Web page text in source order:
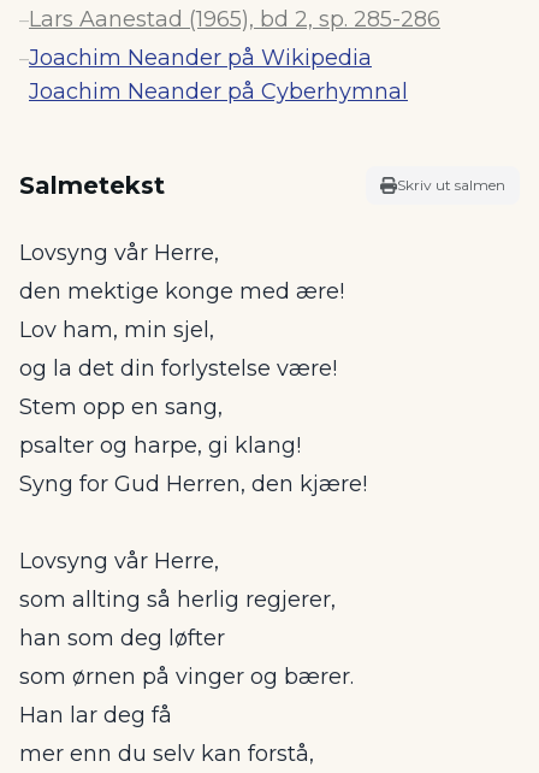
–Lars Aanestad (1965), bd 2, sp. 285-286
–Joachim Neander på Wikipedia
Joachim Neander på Cyberhymnal
Salmetekst Skriv ut salmen
Lovsyng vår Herre,
den mektige konge med ære!
Lov ham, min sjel,
og la det din forlystelse være!
Stem opp en sang,
psalter og harpe, gi klang!
Syng for Gud Herren, den kjære!
Lovsyng vår Herre,
som allting så herlig regjerer,
han som deg løfter
som ørnen på vinger og bærer.
Han lar deg få
mer enn du selv kan forstå,